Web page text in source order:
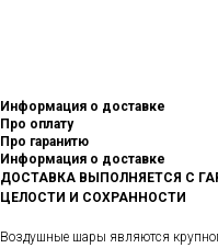
Информация о доставке
Про оплату
Про гаранитю
Информация о доставке
ДОСТАВКА ВЫПОЛНЯЕТСЯ С
ЦЕЛОСТИ И СОХРАННОСТИ
Воздушные шары являются